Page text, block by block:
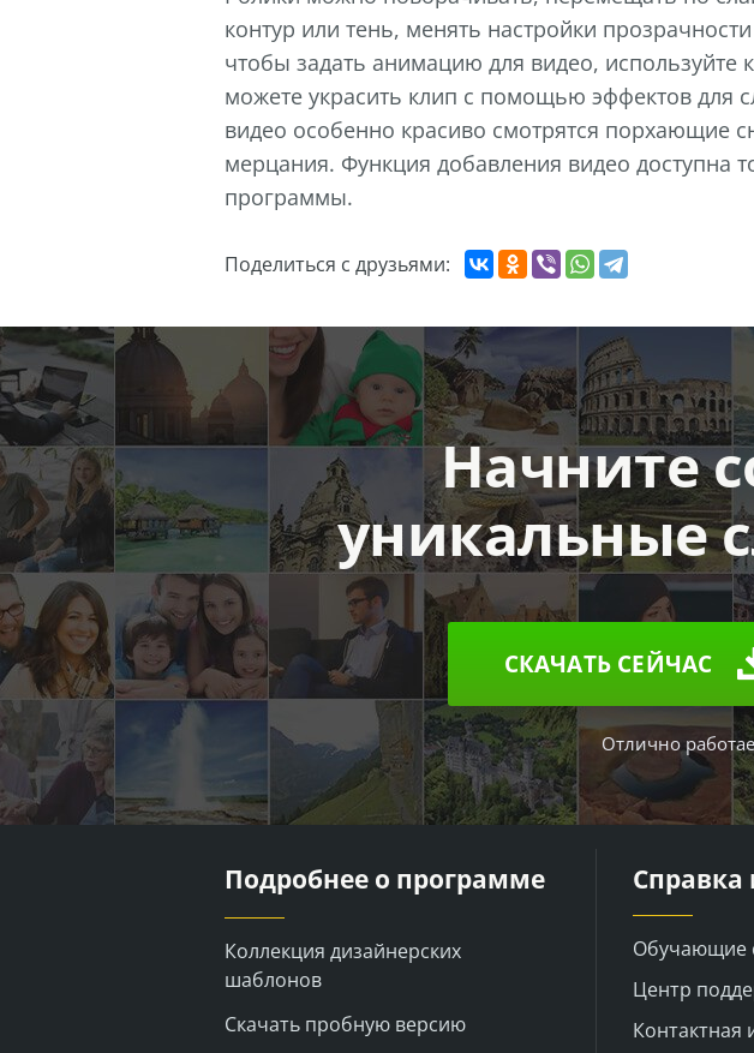
контур или тень, менять настройки
чтобы задать анимацию для видео,
можете украсить клип с помощью эффектов для
видео особенно красиво смотрятся порхающие
мерцания. Функция добавления видео доступна
программы.
Поделиться с друзьями:
Начните
уникальные
СКАЧАТЬ СЕЙЧАС
Отлично
Подробнее о программе
Коллекция дизайнерских
шаблонов
Скачать пробную версию
Справка
Обучающие
Центр